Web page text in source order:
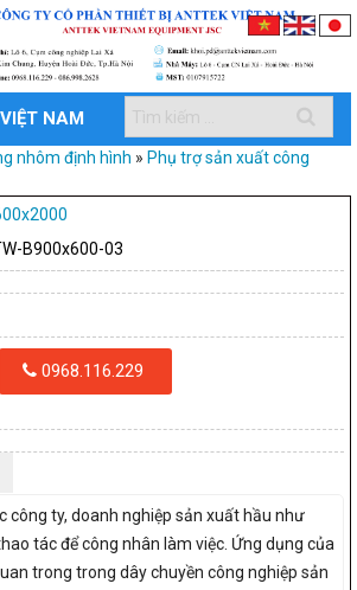
NAM
nhôm định hình » Phụ trợ sản xuất công
B900x600-03
0968.116.229
công ty, doanh nghiệp sản xuất hầu như
tác để công nhân làm việc. Ứng dụng của
trong trong dây chuyền công nghiệp sản